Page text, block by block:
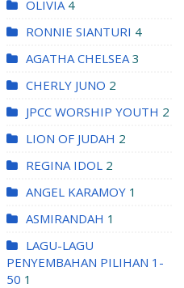
OLIVIA 4
RONNIE SIANTURI 4
AGATHA CHELSEA 3
CHERLY JUNO 2
JPCC WORSHIP YOUTH 2
LION OF JUDAH 2
REGINA IDOL 2
ANGEL KARAMOY 1
ASMIRANDAH 1
LAGU-LAGU
PENYEMBAHAN PILIHAN 1-
50 1